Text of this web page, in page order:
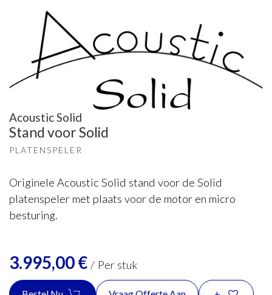
Acoustic Solid
Stand voor Solid
PLATENSPELER
Originele Acoustic Solid stand voor de Solid
platenspeler met plaats voor de motor en micro
besturing.
3.995,00€ / Per stuk